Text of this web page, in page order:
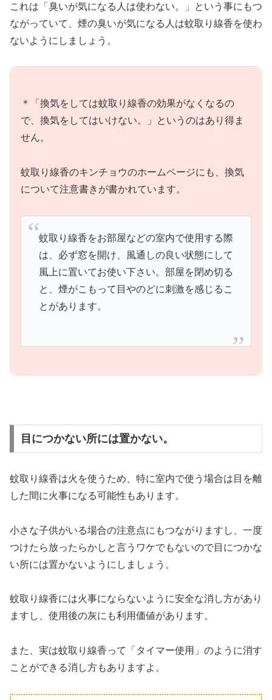
これは「臭いが気になる人は使わない。」という事にもつ
ながっていて、煙の臭いが気になる人は蚊取り線香を使わ
ないようにしましょう。
＊「換気をしては蚊取り線香の効果がなくなるの
で、換気をしてはいけない。」というのはあり得ま
せん。
蚊取り線香のキンチョウのホームページにも、換気
について注意書きが書かれています。
蚊取り線香をお部屋などの室内で使用する際
は、必ず窓を開け、風通しの良い状態にして
風上に置いてお使い下さい。部屋を閉め切る
と、煙がこもって目やのどに刺激を感じるこ
とがあります。
目につかない所には置かない。
蚊取り線香は火を使うため、特に室内で使う場合は目を離
した間に火事になる可能性もあります。
小さな子供がいる場合の注意点にもつながりますし、一度
つけたら放ったらかしと言うワケでもないので目につかな
い所には置かないようにしましょう。
蚊取り線香には火事にならないように安全な消し方があり
ますし、使用後の灰にも利用価値があります。
また、実は蚊取り線香って「タイマー使用」のように消す
ことができる消し方もありますよ。